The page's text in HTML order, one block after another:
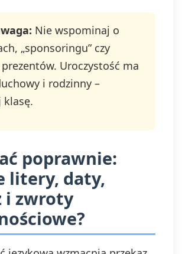
Nie wspominaj o
„sponsoringu” czy
Uroczystość ma
i rodzinny –
klasę.
poprawnie:
litery, daty,
i zwroty